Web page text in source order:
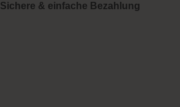
Sichere & einfache Bezahlung